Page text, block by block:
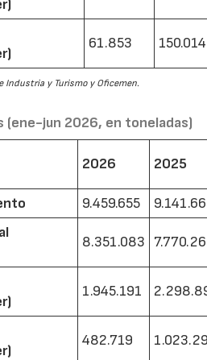
61.853 150.014
Industria y Turismo y Oficemen.
(ene-jun 2026, en toneladas)
2026 2025
9.459.655
8.351.083
1.945.191
482.719